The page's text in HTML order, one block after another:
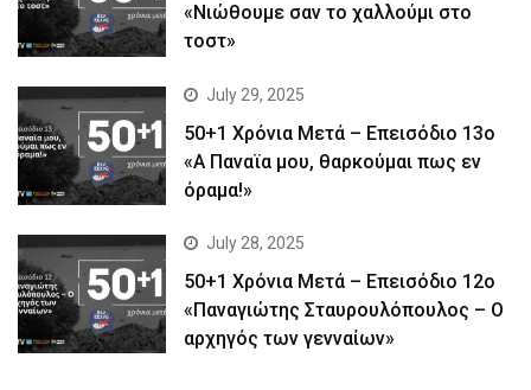
«Νιώθουμε σαν το χαλλούμι στο
τοστ»
July 29, 2025
50+1 Χρόνια Μετά – Επεισόδιο 13ο
«Α Παναϊα μου, θαρκούμαι πως εν
όραμα!»
July 28, 2025
50+1 Χρόνια Μετά – Επεισόδιο 12ο
«Παναγιώτης Σταυρουλόπουλος – Ο
αρχηγός των γενναίων»